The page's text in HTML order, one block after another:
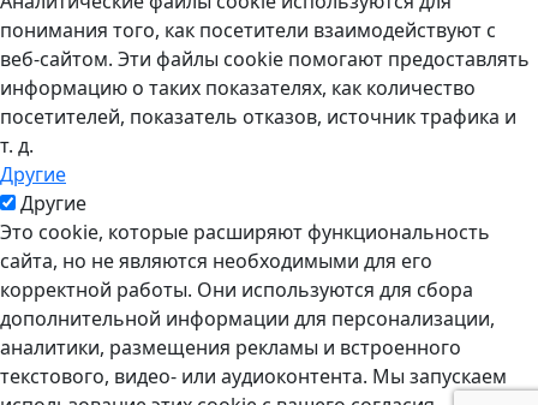
понимания того, как посетители взаимодействуют с
веб-сайтом. Эти файлы cookie помогают предоставлять
информацию о таких показателях, как количество
посетителей, показатель отказов, источник трафика и
т. д.
Другие
Другие
Это cookie, которые расширяют функциональность
сайта, но не являются необходимыми для его
корректной работы. Они используются для сбора
дополнительной информации для персонализации,
аналитики, размещения рекламы и встроенного
текстового, видео- или аудиоконтента. Мы запускаем